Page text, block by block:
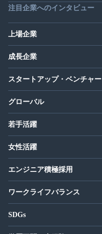
注目企業へのインタビュー
上場企業
成長企業
スタートアップ・ベンチャー
グローバル
若手活躍
女性活躍
エンジニア積極採用
ワークライフバランス
SDGs